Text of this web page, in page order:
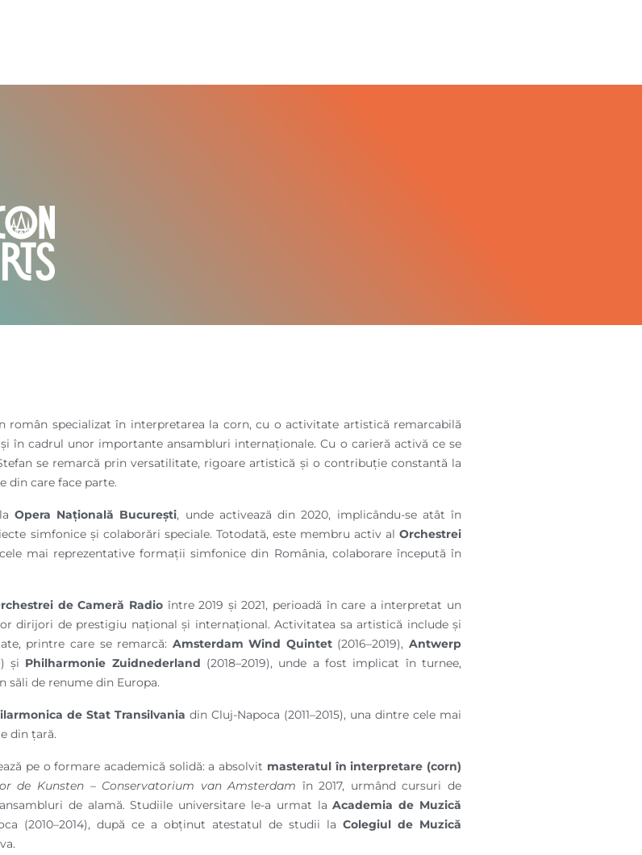
român specializat în interpretarea la corn, cu o activitate artistică remarcabilă
în cadrul unor importante ansambluri internaționale. Cu o carieră activă ce se
se remarcă prin versatilitate, rigoare artistică și o contribuție constantă la
din care face parte.
la Opera Națională București, unde activează din 2020, implicându-se atât în
simfonice și colaborări speciale. Totodată, este membru activ al Orchestrei
mai reprezentative formații simfonice din România, colaborare începută în
de Cameră Radio între 2019 și 2021, perioadă în care a interpretat un
dirijori de prestigiu național și internațional. Activitatea sa artistică include și
printre care se remarcă: Amsterdam Wind Quintet(2016–2019), Antwerp
și Philharmonie Zuidnederland (2018–2019), unde a fost implicat în turnee,
săli de renume din Europa.
de Stat Transilvania din Cluj-Napoca (2011–2015), una dintre cele mai
din țară.
pe o formare academică solidă: a absolvit masteratul în interpretare (corn)
de Kunsten – Conservatorium van Amsterdam în 2017, urmând cursuri de
de alamă. Studiile universitare le-a urmat laAcademia de Muzică
(2010–2014), după ce a obținut atestatul de studii laColegiul de Muzică